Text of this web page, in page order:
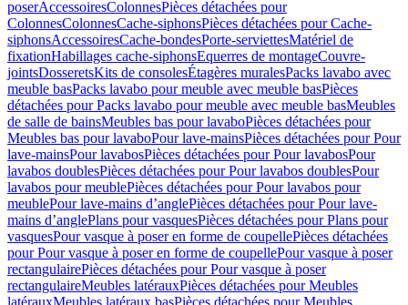
poserAccessoiresColonnesPièces détachées pour
ColonnesColonnesCache-siphonsPièces détachées pour Cache-
siphonsAccessoiresCache-bondesPorte-serviettesMatériel de
fixationHabillages cache-siphonsEquerres de montageCouvre-
jointsDosseretsKits de consolesÉtagères muralesPacks lavabo avec
meuble basPacks lavabo pour meuble avec meuble basPièces
détachées pour Packs lavabo pour meuble avec meuble basMeubles
de salle de bainsMeubles bas pour lavaboPièces détachées pour
Meubles bas pour lavaboPour lave-mainsPièces détachées pour Pour
lave-mainsPour lavabosPièces détachées pour Pour lavabosPour
lavabos doublesPièces détachées pour Pour lavabos doublesPour
lavabos pour meublePièces détachées pour Pour lavabos pour
meublePour lave-mains d’anglePièces détachées pour Pour lave-
mains d’anglePlans pour vasquesPièces détachées pour Plans pour
vasquesPour vasque à poser en forme de coupellePièces détachées
pour Pour vasque à poser en forme de coupellePour vasque à poser
rectangulairePièces détachées pour Pour vasque à poser
rectangulaireMeubles latérauxPièces détachées pour Meubles
latérauxMeubles latéraux basPièces détachées pour Meubles